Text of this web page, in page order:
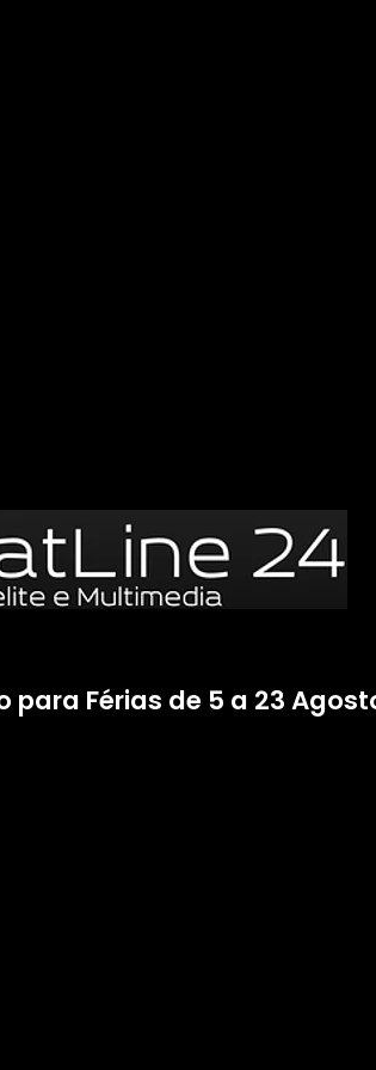
para Férias de 5 a 23